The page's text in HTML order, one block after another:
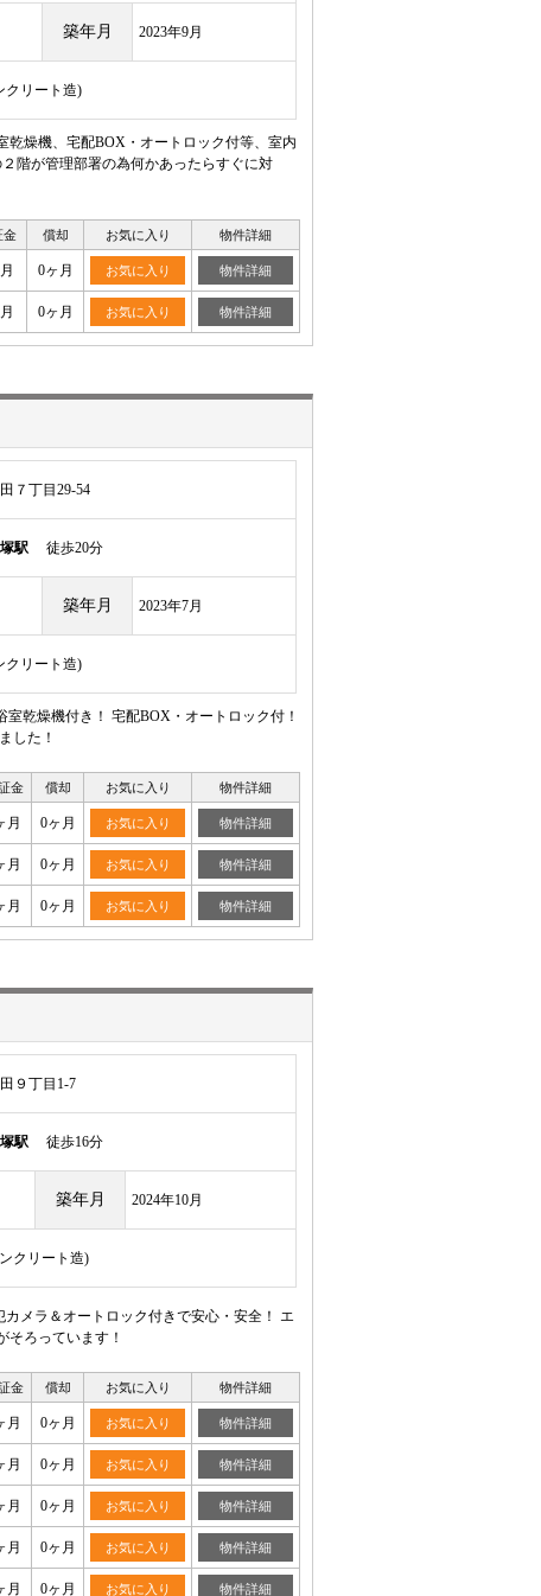
築年月 2023年9月
クリート造)
乾燥機、宅配BOX・オートロック付等、室内
階が管理部署の為何かあったらすぐに対
金 償却 お気に入り 物件詳細
0ヶ月 お気に入り 物件詳細
0ヶ月 お気に入り 物件詳細
７丁目29-54
駅 徒歩20分
築年月 2023年7月
クリート造)
乾燥機付き！ 宅配BOX・オートロック付！
した！
金 償却 お気に入り 物件詳細
月 0ヶ月 お気に入り 物件詳細
月 0ヶ月 お気に入り 物件詳細
月 0ヶ月 お気に入り 物件詳細
９丁目1-7
駅 徒歩16分
築年月 2024年10月
クリート造)
メラ＆オートロック付きで安心・安全！ エ
ろっています！
金 償却 お気に入り 物件詳細
月 0ヶ月 お気に入り 物件詳細
月 0ヶ月 お気に入り 物件詳細
月 0ヶ月 お気に入り 物件詳細
月 0ヶ月 お気に入り 物件詳細
月 0ヶ月 お気に入り 物件詳細